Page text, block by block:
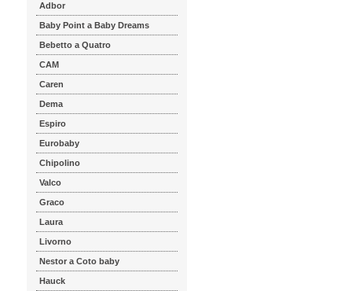
Adbor
Baby Point a Baby Dreams
Bebetto a Quatro
CAM
Caren
Dema
Espiro
Eurobaby
Chipolino
Valco
Graco
Laura
Livorno
Nestor a Coto baby
Hauck